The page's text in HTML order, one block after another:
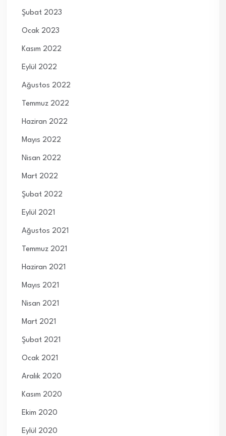
Şubat 2023
Ocak 2023
Kasım 2022
Eylül 2022
Ağustos 2022
Temmuz 2022
Haziran 2022
Mayıs 2022
Nisan 2022
Mart 2022
Şubat 2022
Eylül 2021
Ağustos 2021
Temmuz 2021
Haziran 2021
Mayıs 2021
Nisan 2021
Mart 2021
Şubat 2021
Ocak 2021
Aralık 2020
Kasım 2020
Ekim 2020
Eylül 2020